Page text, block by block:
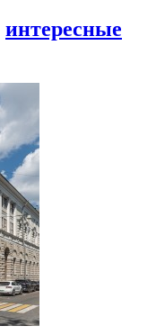
интересные